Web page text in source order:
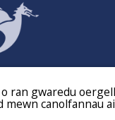
ran gwaredu
mewn canolfannau